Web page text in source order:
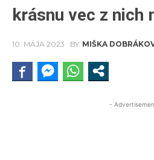
krásnu vec z nich
10. MÁJA 2023 BY MIŠKA
-